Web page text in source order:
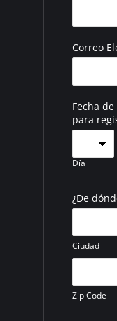
Correo
Fecha
para
Día
¿De
Ciudad
Zip Code